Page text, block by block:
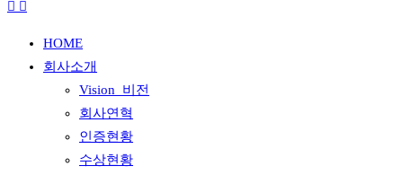
HOME
회사소개
Vision_비전
회사연혁
인증현황
수상현황